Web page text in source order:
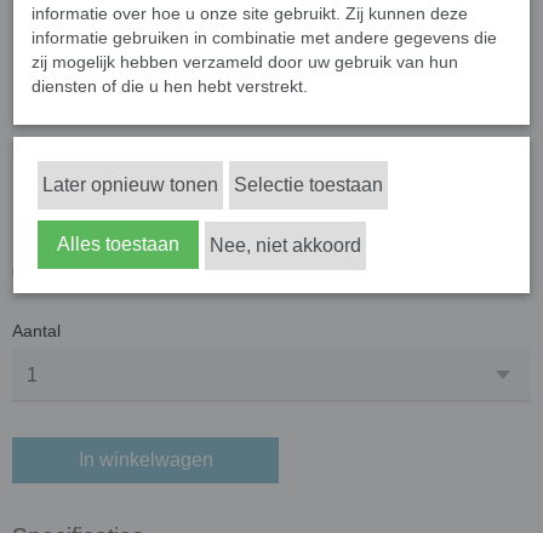
Forehead rest BR-7
€ 37,00
Aantal
In winkelwagen
informatie over hoe u onze site gebruikt. Zij kunnen deze
informatie gebruiken in combinatie met andere gegevens die
zij mogelijk hebben verzameld door uw gebruik van hun
diensten of die u hen hebt verstrekt.
Later opnieuw tonen Selectie toestaan
Alles toestaan Nee, niet akkoord